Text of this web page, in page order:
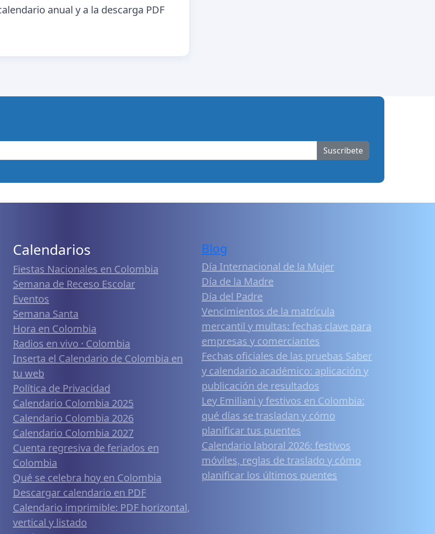
anual y a la descarga PDF
Suscribete
Calendarios
Fiestas Nacionales en Colombia
Semana de Receso Escolar
Eventos
Semana Santa
Hora en Colombia
Radios en vivo · Colombia
Inserta el Calendario de Colombia en
tu web
Política de Privacidad
Calendario Colombia 2025
Calendario Colombia 2026
Calendario Colombia 2027
Cuenta regresiva de feriados en
Colombia
Qué se celebra hoy en Colombia
Descargar calendario en PDF
Calendario imprimible: PDF horizontal,
vertical y listado
Blog
Día Internacional de la Mujer
Día de la Madre
Día del Padre
Vencimientos de la matrícula
mercantil y multas: fechas clave para
empresas y comerciantes
Fechas oficiales de las pruebas Saber
y calendario académico: aplicación y
publicación de resultados
Ley Emiliani y festivos en Colombia:
qué días se trasladan y cómo
planificar tus puentes
Calendario laboral 2026: festivos
móviles, reglas de traslado y cómo
planificar los últimos puentes